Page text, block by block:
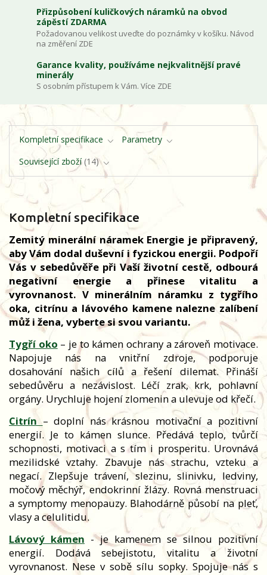
Přizpůsobení kuličkových náramků na obvod
zápěstí ZDARMA
Požadovanou velikost uveďte do poznámky v košíku. Návod
na změření ZDE
Garance kvality, používáme nejkvalitnější pravé
minerály
S osobním přístupem k Vám. Více ZDE
Kompletní specifikace
Parametry
Související zboží 14
Kompletní specifikace
Zemitý minerální náramek Energie je připravený,
aby Vám dodal duševní i fyzickou energii. Podpoří
Vás v sebedůvěře při Vaší životní cestě, odbourá
negativní energie a přinese vitalitu a
vyrovnanost. V minerálním náramku z tygřího
oka, citrínu a lávového kamene nalezne zalíbení
můž i žena, vyberte si svou variantu.
Tygří oko – je to kámen ochrany a zároveň motivace.
Napojuje nás na vnitřní zdroje, podporuje
dosahování našich cílů a řešení dilemat. Přináší
sebedůvěru a nezávislost. Léčí zrak, krk, pohlavní
orgány. Urychluje hojení zlomenin a ulevuje od křečí.
Citrín – doplní nás krásnou motivační a pozitivní
energií. Je to kámen slunce. Předává teplo, tvůrčí
schopnosti, motivaci a s tím i prosperitu. Urovnává
mezilidské vztahy. Zbavuje nás strachu, vzteku a
negací. Zlepšuje trávení, slezinu, slinivku, ledviny,
močový měchýř, endokrinní žlázy. Rovná menstruaci
a symptomy menopauzy. Blahodárně působí na pleť,
vlasy a celulitidu.
Lávový kámen - je kamenem se silnou pozitivní
energií. Dodává sebejistotu, vitalitu a životní
vyrovnanost. Nese v sobě sílu sopky. Spojuje nás s